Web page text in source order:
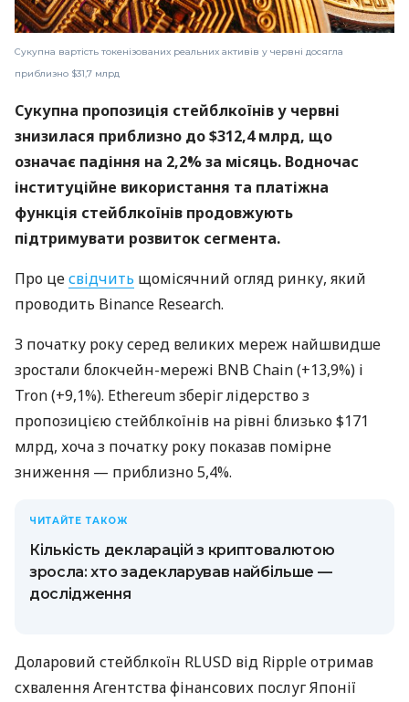
Сукупна вартість токенізованих реальних активів у червні досягла
приблизно $31,7 млрд
Сукупна пропозиція стейблкоїнів у червні
знизилася приблизно до $312,4 млрд, що
означає падіння на 2,2% за місяць. Водночас
інституційне використання та платіжна
функція стейблкоїнів продовжують
підтримувати розвиток сегмента.
Про цесвідчить щомісячний огляд ринку, який
проводить Binance Research.
З початку року серед великих мереж найшвидше
зростали блокчейн-мережі BNB Chain (+13,9%) і
Tron (+9,1%). Ethereum зберіг лідерство з
пропозицією стейблкоїнів на рівні близько $171
млрд, хоча з початку року показав помірне
зниження — приблизно 5,4%.
ЧИТАЙТЕ ТАКОЖ
Кількість декларацій з криптовалютою
зросла: хто задекларував найбільше —
дослідження
Доларовий стейблкоїн RLUSD від Ripple отримав
схвалення Агентства фінансових послуг Японії